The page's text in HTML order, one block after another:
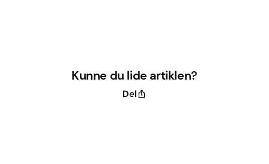
Kunne du lide artiklen?
Del